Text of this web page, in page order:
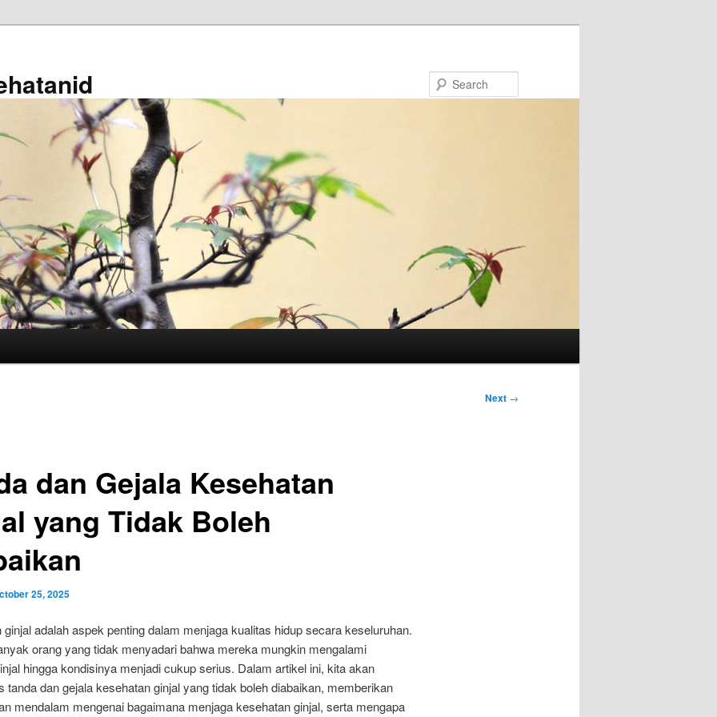
Next →
dan Gejala Kesehatan
yang Tidak Boleh
25, 2025
ginjal adalah aspek penting dalam menjaga kualitas hidup secara keseluruhan.
orang yang tidak menyadari bahwa mereka mungkin mengalami
hingga kondisinya menjadi cukup serius. Dalam artikel ini, kita akan
tanda dan gejala kesehatan ginjal yang tidak boleh diabaikan, memberikan
mendalam mengenai bagaimana menjaga kesehatan ginjal, serta mengapa